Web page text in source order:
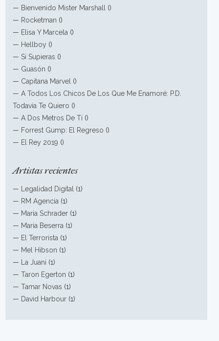
— Bienvenido Mister Marshall
()
— Rocketman ()
— Elisa Y Marcela ()
— Hellboy ()
—Si Supieras ()
— Guasón ()
— Capitana Marvel ()
—A Todos Los Chicos De Los Que Me Enamoré: P.D.
Todavía Te Quiero ()
—A Dos Metros De Ti ()
— Forrest Gump: El Regreso ()
— El Rey 2019 ()
Artistas recientes
— Legalidad Digital
(1)
— RM Agencia (1)
— Maria Schrader (1)
— Maria Beserra (1)
— El Terrorista (1)
— Mel Hibson (1)
—
La Juani (1)
—Taron Egerton (1)
—Tamar Novas (1)
— David Harbour (1)